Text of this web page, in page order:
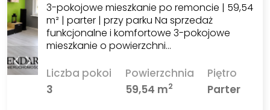
3-pokojowe mieszkanie po remoncie | 59,54
m² | parter | przy parku Na sprzedaż
funkcjonalne i komfortowe 3-pokojowe
mieszkanie o powierzchni…
Liczba pokoi
3
Powierzchnia
59,54 m2
Piętro
Parter